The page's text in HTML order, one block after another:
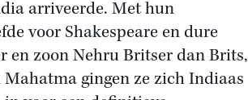
arriveerde. Met hun
voor Shakespeare en dure
en zoon Nehru Britser dan Brits,
gingen ze zich Indiaas